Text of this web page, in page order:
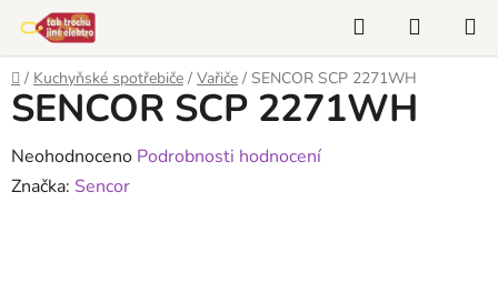
obsah
Hledat
KOŠÍK
Domů
/ Kuchyňské spotřebiče / Vařiče / SENCOR SCP 2271WH
SENCOR SCP 2271WH
Průměrné
hodnocení
Neohodnoceno Podrobnosti hodnocení
Značka: Sencor